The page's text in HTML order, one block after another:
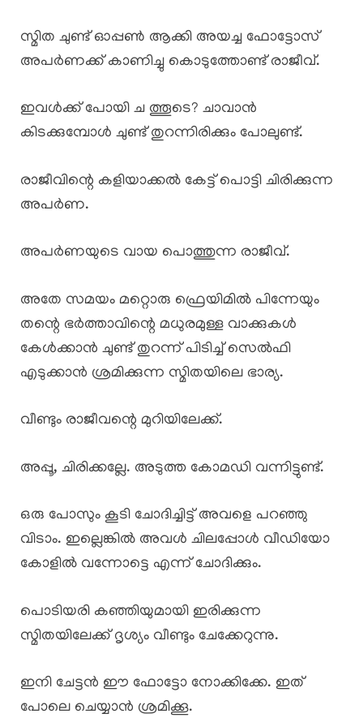
സ്മിത ചുണ്ട് ഓപ്പൺ ആക്കി അയച്ച ഫോട്ടോസ്
അപർണക്ക് കാണിച്ചു കൊടുത്തോണ്ട് രാജീവ്.
ഇവൾക്ക് പോയി ച ത്തൂടെ? ചാവാൻ
കിടക്കുമ്പോൾ ചുണ്ട് തുറന്നിരിക്കും പോലുണ്ട്.
രാജീവിന്റെ കളിയാക്കൽ കേട്ട് പൊട്ടി ചിരിക്കുന്ന
അപർണ.
അപർണയുടെ വായ പൊത്തുന്ന രാജീവ്.
അതേ സമയം മറ്റൊരു ഫ്രെയിമിൽ പിന്നേയും
തന്റെ ഭർത്താവിന്റെ മധുരമുള്ള വാക്കുകൾ
കേൾക്കാൻ ചുണ്ട് തുറന്ന് പിടിച്ച് സെൽഫി
എടുക്കാൻ ശ്രമിക്കുന്ന സ്മിതയിലെ ഭാര്യ.
വീണ്ടും രാജീവന്റെ മുറിയിലേക്ക്.
അപ്പൂ, ചിരിക്കല്ലേ. അടുത്ത കോമഡി വന്നിട്ടുണ്ട്.
ഒരു പോസും കൂടി ചോദിച്ചിട്ട് അവളെ പറഞ്ഞു
വിടാം. ഇല്ലെങ്കിൽ അവൾ ചിലപ്പോൾ വീഡിയോ
കോളിൽ വന്നോട്ടെ എന്ന് ചോദിക്കും.
പൊടിയരി കഞ്ഞിയുമായി ഇരിക്കുന്ന
സ്മിതയിലേക്ക് ദൃശ്യം വീണ്ടും ചേക്കേറുന്നു.
ഇനി ചേട്ടൻ ഈ ഫോട്ടോ നോക്കിക്കേ. ഇത്
പോലെ ചെയ്യാൻ ശ്രമിക്കൂ.